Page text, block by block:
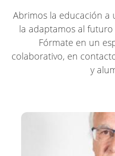
Abrimos la educación a
la adaptamos al
Fórmate en un
colaborativo, en
y